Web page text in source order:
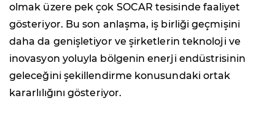
olmak üzere pek çok SOCAR tesisinde faaliyet
gösteriyor. Bu son anlaşma, iş birliği geçmişini
daha da genişletiyor ve şirketlerin teknoloji ve
inovasyon yoluyla bölgenin enerji endüstrisinin
geleceğini şekillendirme konusundaki ortak
kararlılığını gösteriyor.